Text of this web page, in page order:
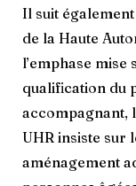
Il suit
de la Haute
l’emphase
qualification du
accompagnant,
UHR insiste sur
aménagement